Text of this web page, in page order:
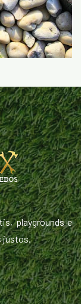
playgrounds e
justos.